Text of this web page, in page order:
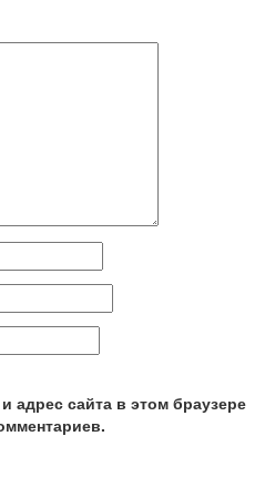
адрес сайта в этом браузере